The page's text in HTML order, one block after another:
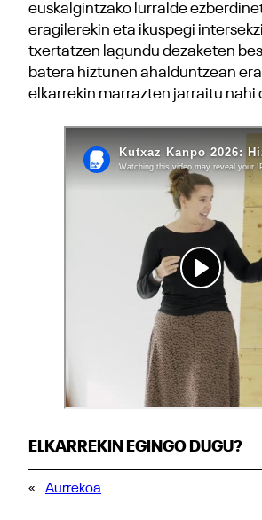
euskalgintzako lurralde
eragilerekin eta ikuspegi
txertatzen lagundu dezaketen
batera hiztunen ahalduntzean
elkarrekin marrazten jarraitu nahi
ELKARREKIN EGINGO DUGU?
« Aurrekoa